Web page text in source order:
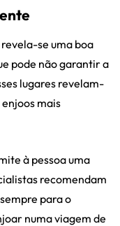
se uma boa
pode não garantir a
lugares revelam-
mais
à pessoa uma
recomendam
para o
numa viagem de